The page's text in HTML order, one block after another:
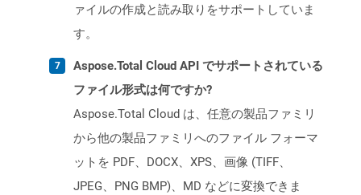
ァイルの作成と読み取りをサポートしていま
す。
Aspose.Total Cloud API でサポートされている
ファイル形式は何ですか?
Aspose.Total Cloud は、任意の製品ファミリ
から他の製品ファミリへのファイル フォーマ
ットを PDF、DOCX、XPS、画像 (TIFF、
JPEG、PNG BMP)、MD などに変換できま